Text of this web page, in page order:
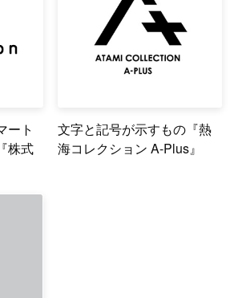
ート
株式
文字と記号が示すもの『熱
海コレクション A-Plus』